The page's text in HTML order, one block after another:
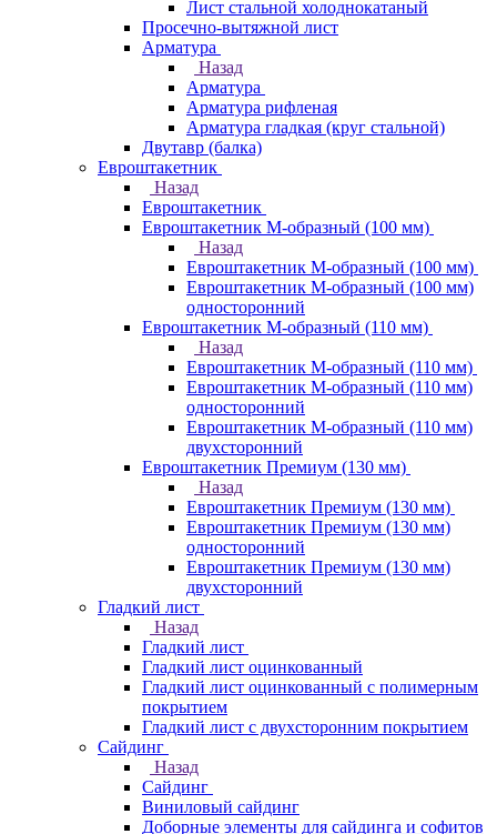
Лист стальной холоднокатаный
Просечно-вытяжной лист
Арматура
Назад
Арматура
Арматура рифленая
Арматура гладкая (круг стальной)
Двутавр (балка)
Евроштакетник
Назад
Евроштакетник
Евроштакетник М-образный (100 мм)
Назад
Евроштакетник М-образный (100 мм)
Евроштакетник М-образный (100 мм)
односторонний
Евроштакетник М-образный (110 мм)
Назад
Евроштакетник М-образный (110 мм)
Евроштакетник М-образный (110 мм)
односторонний
Евроштакетник М-образный (110 мм)
двухсторонний
Евроштакетник Премиум (130 мм)
Назад
Евроштакетник Премиум (130 мм)
Евроштакетник Премиум (130 мм)
односторонний
Евроштакетник Премиум (130 мм)
двухсторонний
Гладкий лист
Назад
Гладкий лист
Гладкий лист оцинкованный
Гладкий лист оцинкованный с полимерным
покрытием
Гладкий лист с двухсторонним покрытием
Сайдинг
Назад
Сайдинг
Виниловый сайдинг
Доборные элементы для сайдинга и софитов